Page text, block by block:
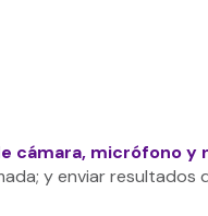
cámara, micrófono
y enviar